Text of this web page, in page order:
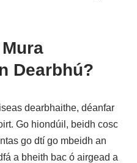
Dearbhú?
dearbhaithe, déanfar
Go hiondúil, beidh cosc
go dtí go mbeidh an
a bheith bac ó airgead a